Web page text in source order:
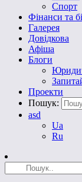
Спорт
Фінанси та
Галерея
Довідкова
Афіша
Блоги
Проекти
Пошук:
asd
Ua
Ru